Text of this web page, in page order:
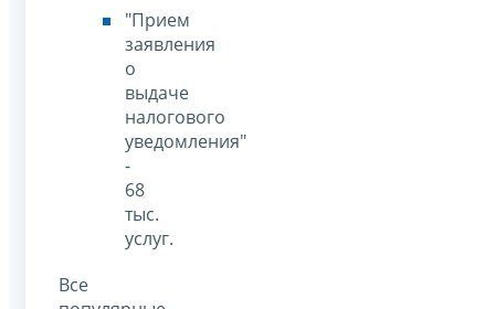
"Прием
заявления
о
выдаче
налогового
уведомления"
-
68
тыс.
услуг.
Все